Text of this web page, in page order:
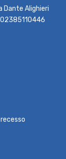
Dante Alighieri